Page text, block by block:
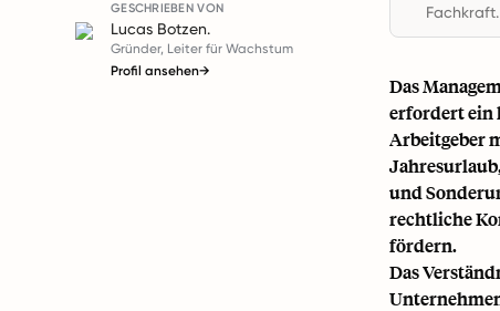
GESCHRIEBEN VON
Lucas Botzen.
Gründer, Leiter für Wachstum
Profil ansehen→
Fachkraft.
Das
erfordert ein
Arbeitgeber
und
rechtliche
fördern.
Das